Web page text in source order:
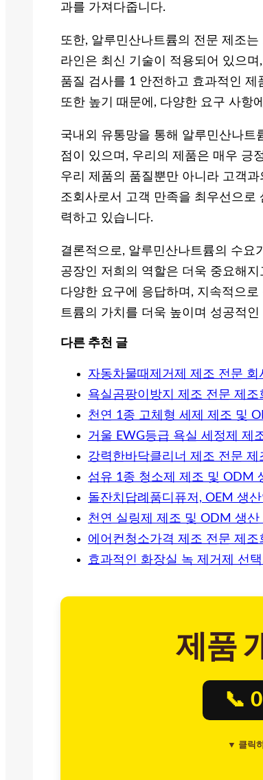
과를 가져다줍니다.
또한, 알루민산나트륨의 전문 제조
라인은 최신 기술이 적용되어 있으
품질 검사를 1 안전하고 효과적인
또한 높기 때문에, 다양한 요구 사항
국내외 유통망을 통해 알루민산나트
점이 있으며, 우리의 제품은 매우 긍
우리 제품의 품질뿐만 아니라 고객
조회사로서 고객 만족을 최우선으로
력하고 있습니다.
결론적으로, 알루민산나트륨의 수요
공장인 저희의 역할은 더욱 중요해
다양한 요구에 응답하며, 지속적으
트륨의 가치를 더욱 높이며 성공적
다른 추천 글
자동차물때제거제 제조 전문 회
욕실곰팡이방지 제조 전문 제조
천연 1종 고체형 세제 제조 및
거울 EWG등급 욕실 세정제 제
강력한바닥클리너 제조 전문 제
섬유 1종 청소제 제조 및 ODM
돌잔치답례품디퓨저, OEM 생
천연 실링제 제조 및 ODM 생산
에어컨청소가격 제조 전문 제조
효과적인 화장실 녹 제거제 선
제품
📞
▼ 클릭